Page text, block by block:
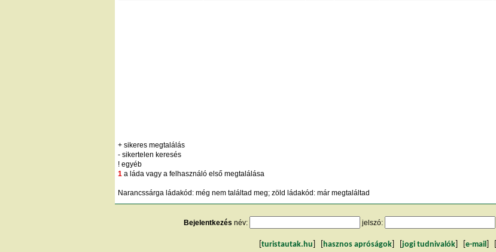
+ sikeres megtalálás
- sikertelen keresés
! egyéb
1 a láda vagy a felhasználó első megtalálása
Narancssárga ládakód: még nem találtad meg; zöld ládakód: már megtaláltad
Bejelentkezés név: jelszó:
turistautak.hu hasznos apróságok jogi tudnivalók e-mail